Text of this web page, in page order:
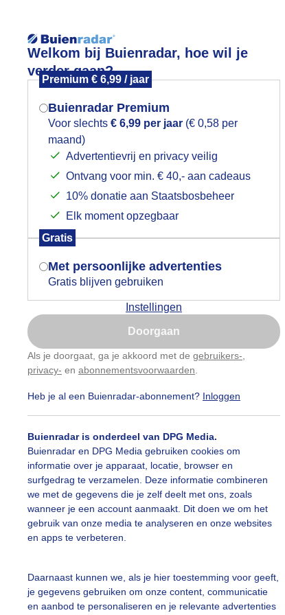
Welkom bij Buienradar, hoe wil je
verder gaan?
Premium € 6,99 / jaar
Buienradar Premium
Voor slechts € 6,99 per jaar (€ 0,58 per
maand)
Advertentievrij en privacy veilig
Ontvang voor min. € 40,- aan cadeaus
10% donatie aan Staatsbosbeheer
Elk moment opzegbaar
Gratis
Met persoonlijke advertenties
Gratis blijven gebruiken
Instellingen
Doorgaan
Als je doorgaat, ga je akkoord met de gebruikers-
privacy- en abonnementsvoorwaarden
Heb je al een Buienradar-abonnement? Inloggen
Buienradar is onderdeel van DPG Media.
Buienradar en DPG Media gebruiken cookies om
informatie over je apparaat, locatie, browser en
surfgedrag te verzamelen. Deze informatie combineren
we met de gegevens die je zelf deelt met ons, zoals
wanneer je een account aanmaakt. Dit doen we om het
gebruik van onze media te analyseren en onze websites
en apps te verbeteren.
Daarnaast kunnen we, als je hier toestemming voor geeft,
je gegevens gebruiken om onze content, communicatie
en aanbod te personaliseren en je relevante advertenties
Foto en video Weerzine
komt mooi op boven het
vanmorgen vroeg bij zonsopkomst
Jos Hendriks Gemaakt: 30-04-2026, 94x bekeken
Mogen we je locatie gebruiken voor
het weer?
Indien je hier nog geen akkoord op hebt
gegeven, verschijnt er zo een pop-up uit
je browser waarin deze toestemming
gevraagd wordt.
Is goed, toon de popup
Nu niet, misschien later
Gebruik je Safari en wil je niet elke dag deze pop-up
Klikhierom dit aan te passen